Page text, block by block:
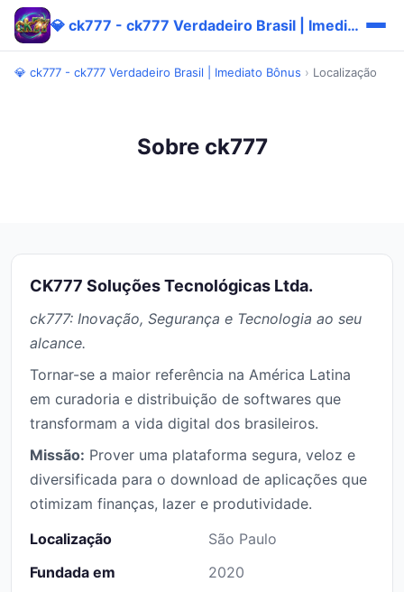
💎 ck777 - ck777 Verdadeiro Brasil | Imediato Bônus
💎 ck777 - ck777 Verdadeiro Brasil | Imediato Bônus › Localização
Sobre ck777
CK777 Soluções Tecnológicas Ltda.
ck777: Inovação, Segurança e Tecnologia ao seu
alcance.
Tornar-se a maior referência na América Latina
em curadoria e distribuição de softwares que
transformam a vida digital dos brasileiros.
Missão: Prover uma plataforma segura, veloz e
diversificada para o download de aplicações que
otimizam finanças, lazer e produtividade.
Localização
São Paulo
Fundada em
2020